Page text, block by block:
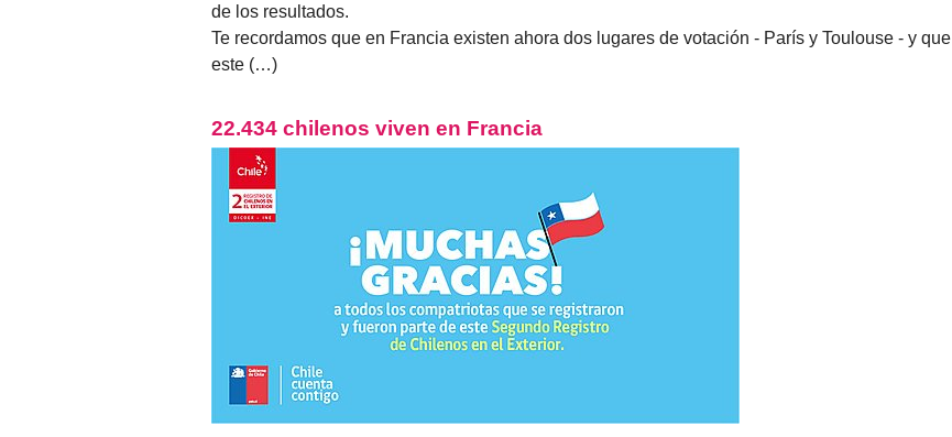
de los resultados.
Te recordamos que en Francia existen ahora dos lugares de votación - París y Toulouse - y que
este (…)
22.434 chilenos viven en Francia